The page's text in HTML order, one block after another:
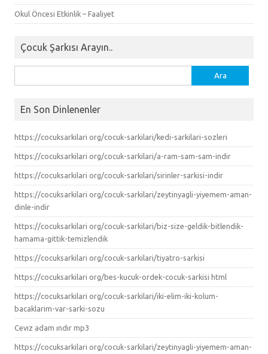
Okul Öncesi Etkinlik – Faaliyet
Çocuk Şarkısı Arayın..
En Son Dinlenenler
https://cocuksarkilari org/cocuk-sarkilari/kedi-sarkilari-sozleri
https://cocuksarkilari org/cocuk-sarkilari/a-ram-sam-sam-indir
https://cocuksarkilari org/cocuk-sarkilari/sirinler-sarkisi-indir
https://cocuksarkilari org/cocuk-sarkilari/zeytinyagli-yiyemem-aman-
dinle-indir
https://cocuksarkilari org/cocuk-sarkilari/biz-size-geldik-bitlendik-
hamama-gittik-temizlendik
https://cocuksarkilari org/cocuk-sarkilari/tiyatro-sarkisi
https://cocuksarkilari org/bes-kucuk-ordek-cocuk-sarkisi html
https://cocuksarkilari org/cocuk-sarkilari/iki-elim-iki-kolum-
bacaklarim-var-sarki-sozu
Cevız adam ındır mp3
https://cocuksarkilari org/cocuk-sarkilari/zeytinyagli-yiyemem-aman-